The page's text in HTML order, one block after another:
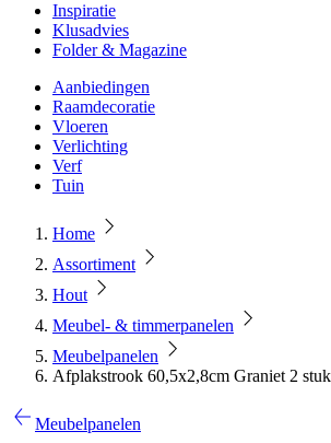
Inspiratie
Klusadvies
Folder & Magazine
Aanbiedingen
Raamdecoratie
Vloeren
Verlichting
Verf
Tuin
Home
Assortiment
Hout
Meubel- & timmerpanelen
Meubelpanelen
Afplakstrook 60,5x2,8cm Graniet 2
Meubelpanelen